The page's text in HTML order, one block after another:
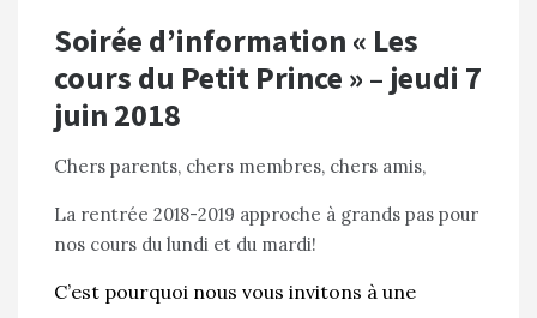
Soirée d’information « Les
cours du Petit Prince » – jeudi 7
juin 2018
Chers parents, chers membres, chers amis,
La rentrée 2018-2019 approche à grands pas pour
nos cours du lundi et du mardi!
C’est pourquoi nous vous invitons à une